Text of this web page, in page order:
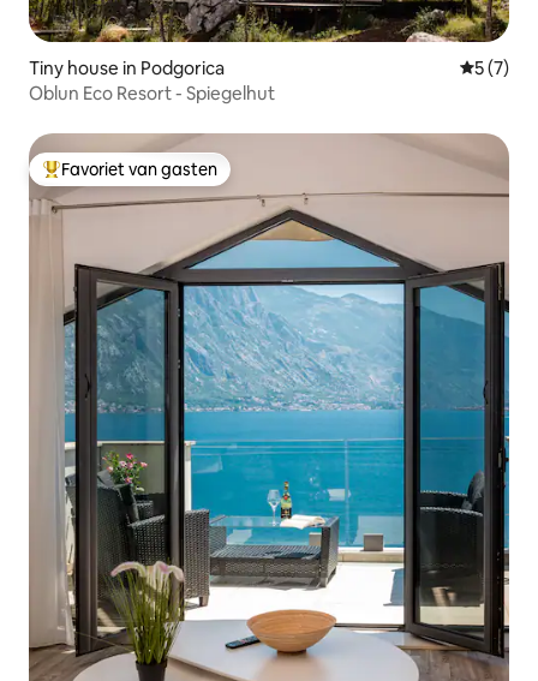
Tiny house in Podgorica
5 (7)
Oblun Eco Resort - Spiegelhut
Topfavoriet van gasten
Favoriet van gasten